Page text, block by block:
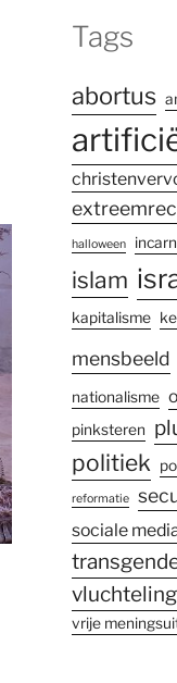
Tags
abortus
halloween
islam
kapitalisme
mensbeeld
nationalisme
pinksteren
politiek
reformatie
sociale
vrije